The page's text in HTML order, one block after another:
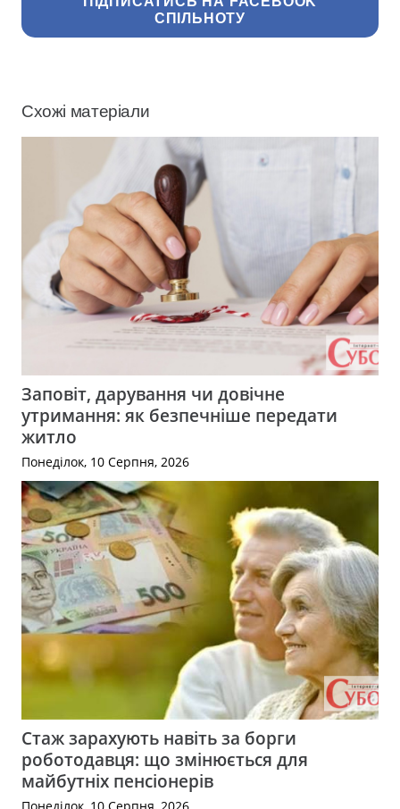
СПІЛЬНОТУ
Схожі матеріали
Заповіт, дарування чи довічне
утримання: як безпечніше передати
житло
Понеділок, 10 Серпня, 2026
Стаж зарахують навіть за борги
роботодавця: що змінюється для
майбутніх пенсіонерів